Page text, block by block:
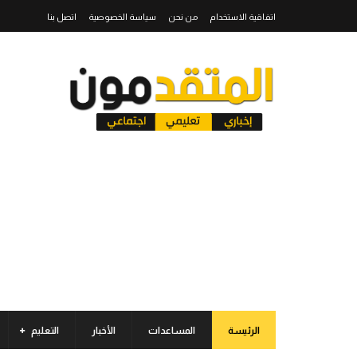
اتفاقية الاستخدام من نحن سياسة الخصوصية اتصل بنا
الرئيسة المساعدات الأخبار التعليم